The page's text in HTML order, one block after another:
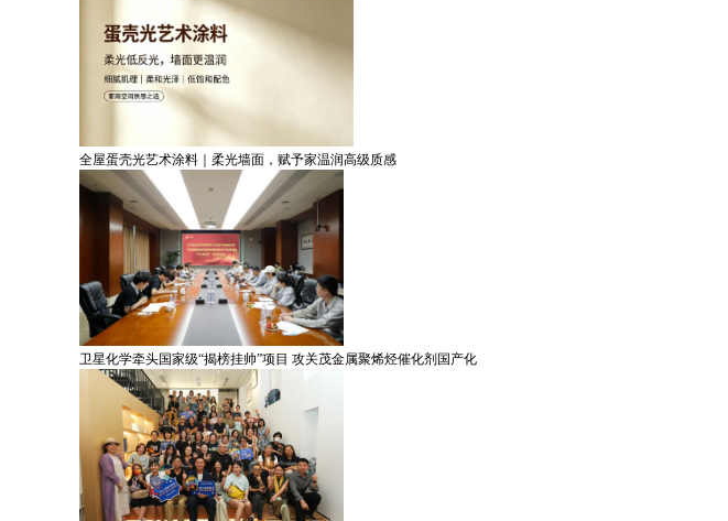
全屋蛋壳光艺术涂料｜柔光墙面，赋予家温润高级质感
卫星化学牵头国家级“揭榜挂帅”项目 攻关茂金属聚烯烃催化剂国产化